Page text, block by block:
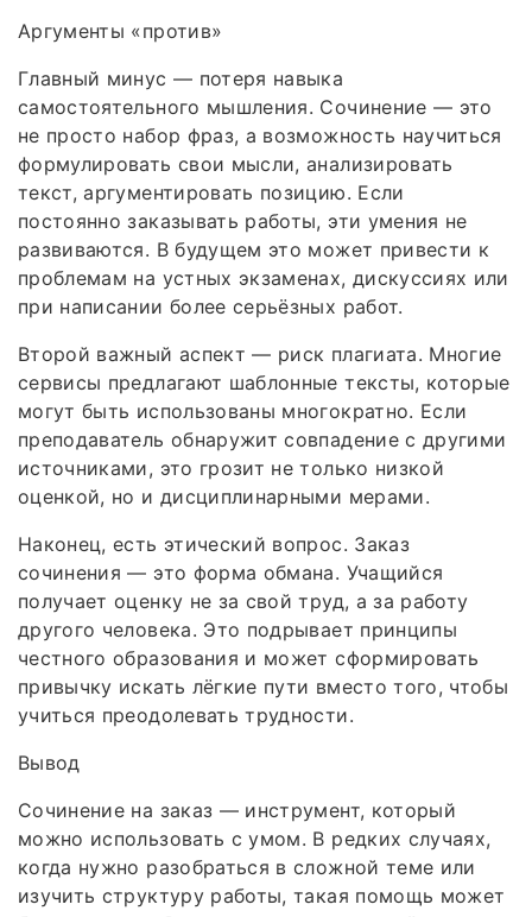
Аргументы «против»
Главный минус — потеря навыка
самостоятельного мышления. Сочинение — это
не просто набор фраз, а возможность научиться
формулировать свои мысли, анализировать
текст, аргументировать позицию. Если
постоянно заказывать работы, эти умения не
развиваются. В будущем это может привести к
проблемам на устных экзаменах, дискуссиях или
при написании более серьёзных работ.
Второй важный аспект — риск плагиата. Многие
сервисы предлагают шаблонные тексты, которые
могут быть использованы многократно. Если
преподаватель обнаружит совпадение с другими
источниками, это грозит не только низкой
оценкой, но и дисциплинарными мерами.
Наконец, есть этический вопрос. Заказ
сочинения — это форма обмана. Учащийся
получает оценку не за свой труд, а за работу
другого человека. Это подрывает принципы
честного образования и может сформировать
привычку искать лёгкие пути вместо того, чтобы
учиться преодолевать трудности.
Вывод
Сочинение на заказ — инструмент, который
можно использовать с умом. В редких случаях,
когда нужно разобраться в сложной теме или
изучить структуру работы, такая помощь может